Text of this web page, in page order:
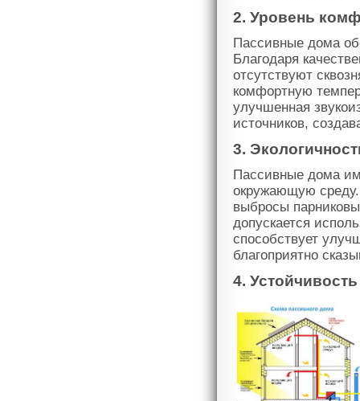
2. Уровень
Пассивные дома
Благодаря
отсутствуют
комфортную
улучшенная
источников,
3.
Пассивные дома
окружающую
выбросы
допускается
способствует
благоприятно
4.